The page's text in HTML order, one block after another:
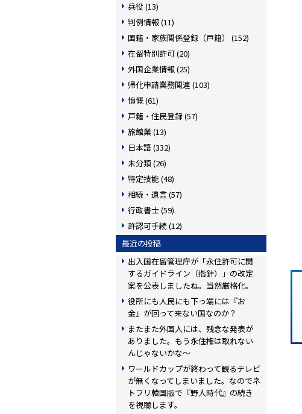
兵役 (13)
判例情報 (11)
国籍・家族関係登録（戸籍） (152)
在留特別許可 (20)
外国企業情報 (25)
帰化申請業務関連 (103)
憤慨 (61)
戸籍・住民登録 (57)
旅館業 (13)
日本語 (332)
未分類 (26)
特定技能 (48)
相続・遺言 (57)
行政書士 (59)
許認可手続 (12)
最近の投稿
出入国在留管理庁が「永住許可に関
するガイドライン（指針）」の改定
案を公表しましたね。当然厳格化。
役所にも人民にも下っ端には『お
金』が回って来ない国なのか？
またまた外国人には、残念な発表が
ありました。もう永住権は取れない
んじゃないかな〜
ワールドカップが終わって観るテレビ
が無くなってしまいました。なのでネ
トフリ韓国版で『野人時代』の続き
を視聴します。